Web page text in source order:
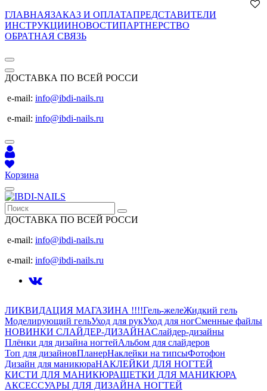
ГЛАВНАЯЗАКАЗ И ОПЛАТАПРЕДСТАВИТЕЛИ
ИНСТРУКЦИИНОВОСТИПАРТНЕРСТВО
ОБРАТНАЯ СВЯЗЬ
ДОСТАВКА ПО ВСЕЙ РОССИ
e-mail: info@ibdi-nails.ru
e-mail: info@ibdi-nails.ru
Корзина
ДОСТАВКА ПО ВСЕЙ РОССИ
e-mail: info@ibdi-nails.ru
e-mail: info@ibdi-nails.ru
ЛИКВИДАЦИЯ МАГАЗИНА !!!!Гель-желеЖидкий гель
Моделирующий гельУход для рукУход для ногСменные файлы
НОВИНКИ СЛАЙДЕР-ДИЗАЙНАСлайдер-дизайны
Плёнки для дизайна ногтейАльбом для слайдеров
Топ для дизайновПланерНаклейки на типсыФотофон
Дизайн для маникюраНАКЛЕЙКИ ДЛЯ НОГТЕЙ
КИСТИ ДЛЯ МАНИКЮРАЩЕТКИ ДЛЯ МАНИКЮРА
АКСЕССУАРЫ ДЛЯ ДИЗАЙНА НОГТЕЙ